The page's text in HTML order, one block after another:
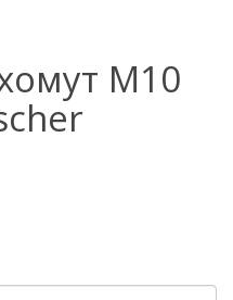
M10